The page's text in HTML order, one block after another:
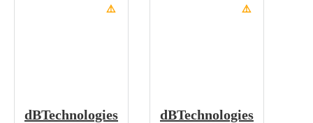
⚠️
dBTechnologies
⚠️
dBTechnologies